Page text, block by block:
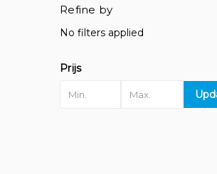
Refine by
No filters applied
Prijs